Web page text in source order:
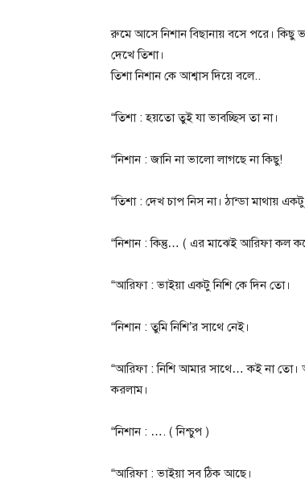
রুমে আসে নিশান বিছানায় বসে পরে। কিছু
দেখে তিশা।
তিশা নিশান কে আশ্বাস দিয়ে বলে..
“তিশা : হয়তো তুই যা ভাবচ্ছিস তা না।
“নিশান : জানি না ভালো লাগছে না কিছু!
“তিশা : দেখ চাপ নিস না। ঠান্ডা মাথায়
“নিশান : কিন্তু… ( এর মাঝেই আরিফা কল
“আরিফা : ভাইয়া একটু নিশি কে ‌দিন তো।
“নিশান : তুমি নিশি’র সাথে নেই।
“আরিফা : নিশি আমার সাথে… কই না
করলাম।
“নিশান : …. ( নিশ্চুপ )
“আরিফা : ভাইয়া সব ঠিক আছে।